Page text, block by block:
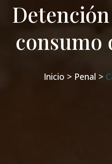
consumo
Inicio > Penal >